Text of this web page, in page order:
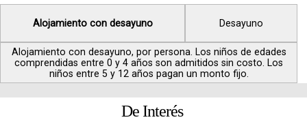
Alojamiento con desayuno Desayuno
Alojamiento con desayuno, por persona. Los niños de edades
comprendidas entre 0 y 4 años son admitidos sin costo. Los
niños entre 5 y 12 años pagan un monto fijo.
De Interés